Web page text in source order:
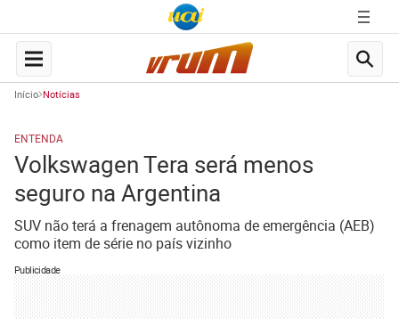
Início Notícias
ENTENDA
Volkswagen Tera será menos
seguro na Argentina
SUV não terá a frenagem autônoma de emergência (AEB)
como item de série no país vizinho
Publicidade